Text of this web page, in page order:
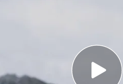
y principios de la
Inglaterra
situarse en el centro
inglés Ken Follett: